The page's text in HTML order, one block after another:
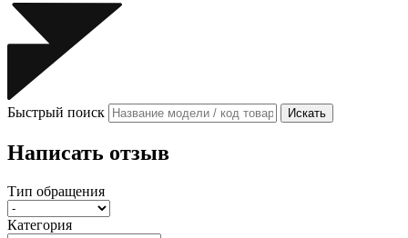
Быстрый поиск Искать
Написать отзыв
Тип обращения
Категория